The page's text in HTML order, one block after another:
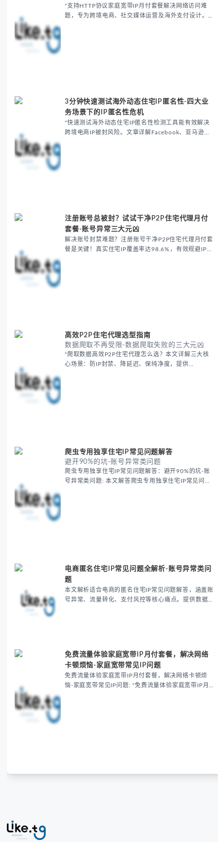
"支持HTTP协议家庭宽带IP月付套餐解决网络访问难
题，专为跨境电商、社交媒体运营及海外支付设计。提
3分钟快速测试海外动态住宅IP匿名性-四大业
务场景下的IP匿名性危机
"快速测试海外动态住宅IP匿名性检测工具能有效解决
跨境电商IP被封风险。文章详解Facebook、亚马逊、
注册账号总被封？试试干净P2P住宅代理月付
套餐-账号异常三大元凶
解决账号封禁难题？注册账号干净P2P住宅代理月付套
餐是关键！真实住宅IP覆盖率达98.6%，有效规避IP黑
高效P2P住宅代理选型指南
数据爬取不再受限-数据爬取失败的三大元凶
"爬取数据高效P2P住宅代理怎么选？本文详解三大核
心场景：防IP封禁、降延迟、保纯净度，提供
爬虫专用独享住宅IP常见问题解答
避开90%的坑-账号异常类问题
爬虫专用独享住宅IP常见问题解答：避开90%的坑-账
号异常类问题: 本文解答爬虫专用独享住宅IP常见问
电商匿名住宅IP常见问题全解析-账号异常类问
题
本文解析适合电商的匿名住宅IP常见问题解答，涵盖账
号异常、流量转化、支付风控等核心痛点。提供数据中
免费流量体验家庭宽带IP月付套餐，解决网络
卡顿烦恼-家庭宽带常见IP问题
免费流量体验家庭宽带IP月付套餐，解决网络卡顿烦
恼-家庭宽带常见IP问题: "免费流量体验家庭宽带IP月